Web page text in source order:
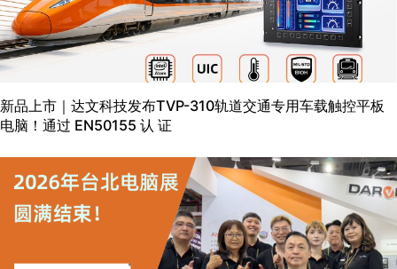
新品上市｜达文科技发布TVP-310轨道交通专用车载触控平板
电脑！通过 EN50155 认 证